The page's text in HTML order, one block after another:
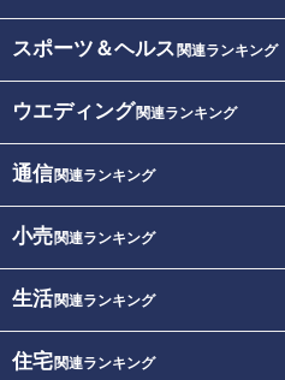
スポーツ＆ヘルス 関連ランキング
ウエディング関連ランキング
通信関連ランキング
小売関連ランキング
生活関連ランキング
住宅関連ランキング